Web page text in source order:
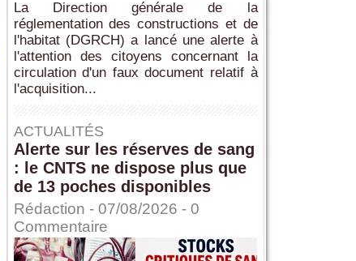
La Direction générale de la
réglementation des constructions et de
l'habitat (DGRCH) a lancé une alerte à
l'attention des citoyens concernant la
circulation d'un faux document relatif à
l'acquisition...
ACTUALITÉS
Alerte sur les réserves de sang
: le CNTS ne dispose plus que
de 13 poches disponibles
Rédaction - 07/08/2026 - 0
Commentaire